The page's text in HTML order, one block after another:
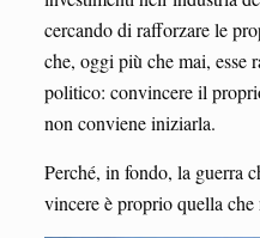
cercando di rafforzare le
che, oggi più che mai, esse
politico: convincere il
non conviene iniziarla.
Perché, in fondo, la guerra
vincere è proprio quella